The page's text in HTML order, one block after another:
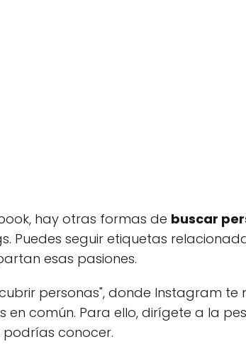
hay otras formas de buscar
Puedes seguir etiquetas
esas pasiones.
personas", donde Instagram
común. Para ello, dirígete a la
conocer.